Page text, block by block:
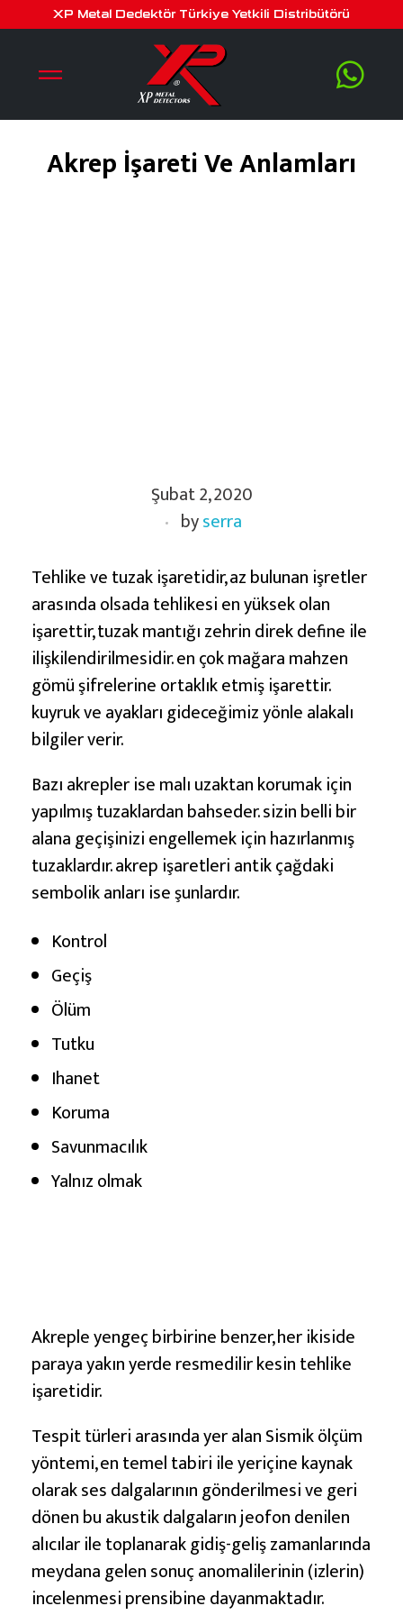
XP Metal Dedektör Türkiye Yetkili Distribütörü
Akrep İşareti Ve Anlamları
p
İ
ş
a
r
e
t
i
V
e
A
n
l
Şubat 2, 2020
byserra
Tehlike ve tuzak işaretidir, az bulunan işretler
arasında olsada tehlikesi en yüksek olan
işarettir, tuzak mantığı zehrin direk define ile
ilişkilendirilmesidir. en çok mağara mahzen
gömü şifrelerine ortaklık etmiş işarettir.
kuyruk ve ayakları gideceğimiz yönle alakalı
bilgiler verir.
Bazı akrepler ise malı uzaktan korumak için
yapılmış tuzaklardan bahseder. sizin belli bir
alana geçişinizi engellemek için hazırlanmış
tuzaklardır. akrep işaretleri antik çağdaki
sembolik anları ise şunlardır.
Kontrol
Geçiş
Ölüm
Tutku
Ihanet
Koruma
Savunmacılık
Yalnız olmak
Akreple yengeç birbirine benzer, her ikiside
paraya yakın yerde resmedilir kesin tehlike
işaretidir.
Tespit türleri arasında yer alan Sismik ölçüm
yöntemi, en temel tabiri ile yeriçine kaynak
olarak ses dalgalarının gönderilmesi ve geri
dönen bu akustik dalgaların jeofon denilen
alıcılar ile toplanarak gidiş-geliş zamanlarında
meydana gelen sonuç anomalilerinin (izlerin)
incelenmesi prensibine dayanmaktadır.